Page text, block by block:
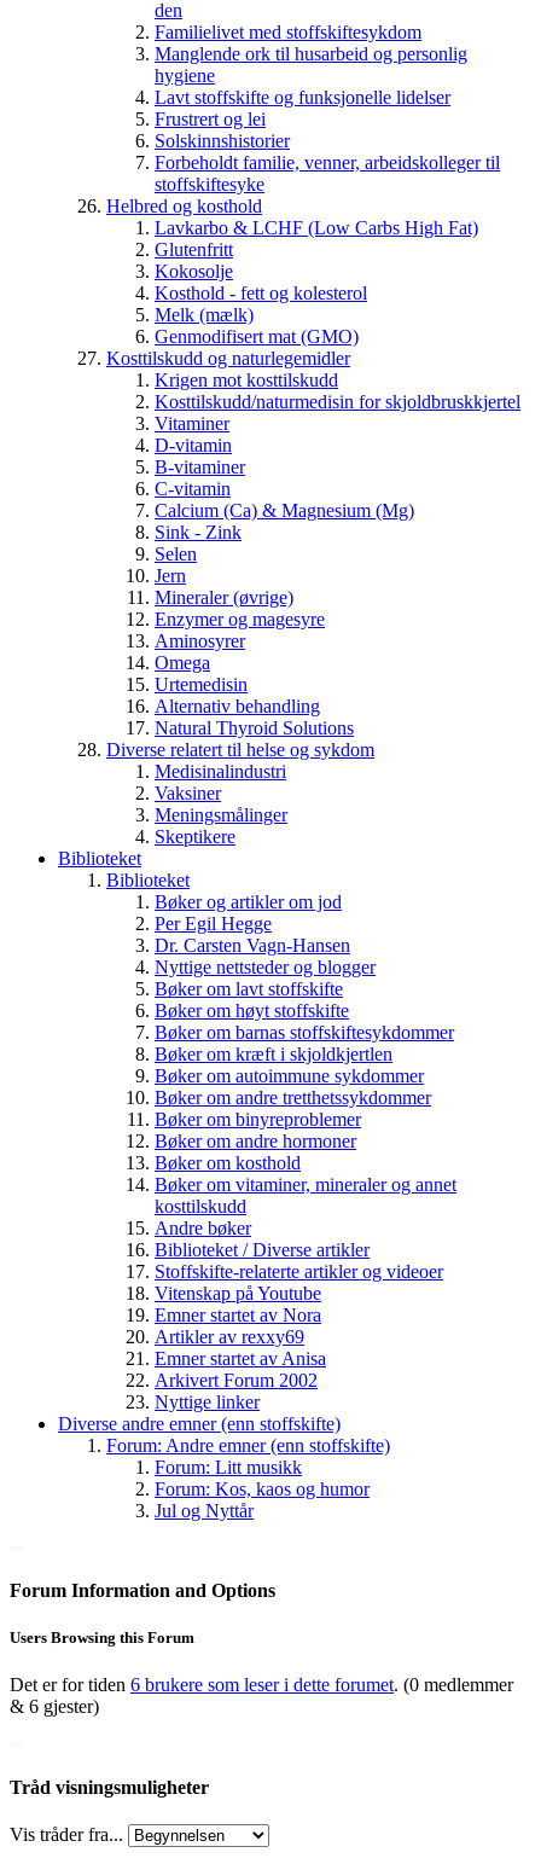
den
Familielivet med stoffskiftesykdom
Manglende ork til husarbeid og personlig
hygiene
Lavt stoffskifte og funksjonelle lidelser
Frustrert og lei
Solskinnshistorier
Forbeholdt familie, venner, arbeidskolleger til
stoffskiftesyke
Helbred og kosthold
Lavkarbo & LCHF (Low Carbs High Fat)
Glutenfritt
Kokosolje
Kosthold - fett og kolesterol
Melk (mælk)
Genmodifisert mat (GMO)
Kosttilskudd og naturlegemidler
Krigen mot kosttilskudd
Kosttilskudd/naturmedisin for skjoldbruskkjertel
Vitaminer
D-vitamin
B-vitaminer
C-vitamin
Calcium (Ca) & Magnesium (Mg)
Sink - Zink
Selen
Jern
Mineraler (øvrige)
Enzymer og magesyre
Aminosyrer
Omega
Urtemedisin
Alternativ behandling
Natural Thyroid Solutions
Diverse relatert til helse og sykdom
Medisinalindustri
Vaksiner
Meningsmålinger
Skeptikere
Biblioteket
Biblioteket
Bøker og artikler om jod
Per Egil Hegge
Dr. Carsten Vagn-Hansen
Nyttige nettsteder og blogger
Bøker om lavt stoffskifte
Bøker om høyt stoffskifte
Bøker om barnas stoffskiftesykdommer
Bøker om kræft i skjoldkjertlen
Bøker om autoimmune sykdommer
Bøker om andre tretthetssykdommer
Bøker om binyreproblemer
Bøker om andre hormoner
Bøker om kosthold
Bøker om vitaminer, mineraler og annet
kosttilskudd
Andre bøker
Biblioteket / Diverse artikler
Stoffskifte-relaterte artikler og videoer
Vitenskap på Youtube
Emner startet av Nora
Artikler av rexxy69
Emner startet av Anisa
Arkivert Forum 2002
Nyttige linker
Diverse andre emner (enn stoffskifte)
Forum: Andre emner (enn stoffskifte)
Forum: Litt musikk
Forum: Kos, kaos og humor
Jul og Nyttår
Forum Information and Options
Users Browsing this Forum
Det er for tiden 6 brukere som leser i dette forumet. (0 medlemmer
& 6 gjester)
Tråd visningsmuligheter
Vis tråder fra...